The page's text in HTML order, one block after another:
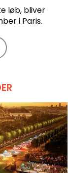
løb, bliver
i Paris.